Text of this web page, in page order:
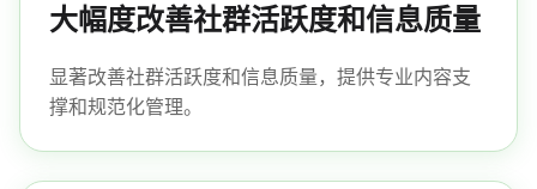
大幅度改善社群活跃度和信息质量
显著改善社群活跃度和信息质量，提供专业内容支
撑和规范化管理。